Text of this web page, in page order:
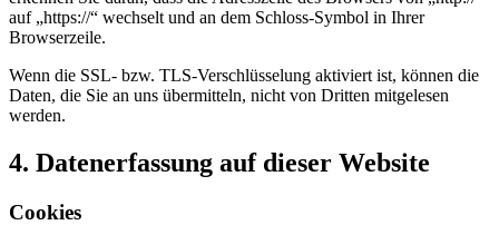
auf „https://“ wechselt und an dem Schloss-Symbol in Ihrer
Browserzeile.
Wenn die SSL- bzw. TLS-Verschlüsselung aktiviert ist, können die
Daten, die Sie an uns übermitteln, nicht von Dritten mitgelesen
werden.
4. Datenerfassung auf dieser Website
Cookies